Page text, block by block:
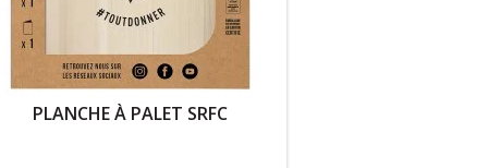
PLANCHE À PALET SRFC